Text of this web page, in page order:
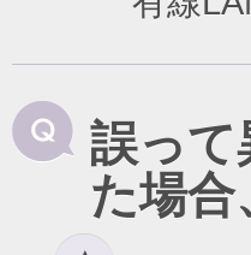
誤って
た場